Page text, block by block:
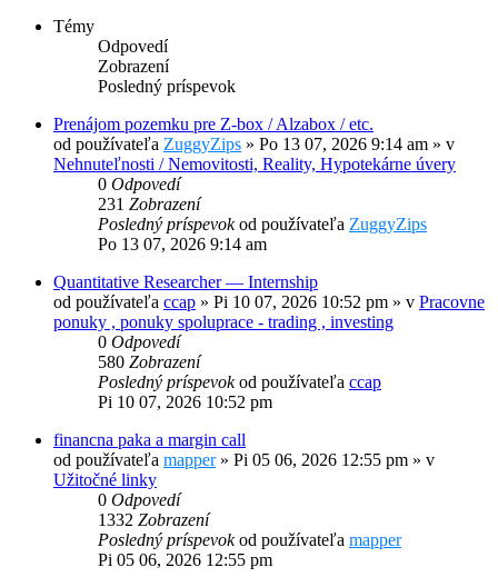
Témy
Odpovedí
Zobrazení
Posledný príspevok
Prenájom pozemku pre Z-box / Alzabox / etc.
od používateľa ZuggyZips » Po 13 07, 2026 9:14 am » v
Nehnuteľnosti / Nemovitosti, Reality, Hypotekárne úvery
0 Odpovedí
231 Zobrazení
Posledný príspevokod používateľa ZuggyZips
Po 13 07, 2026 9:14 am
Quantitative Researcher — Internship
od používateľa ccap » Pi 10 07, 2026 10:52 pm » v Pracovne
ponuky , ponuky spoluprace - trading , investing
0 Odpovedí
580 Zobrazení
Posledný príspevokod používateľa ccap
Pi 10 07, 2026 10:52 pm
financna paka a margin call
od používateľa mapper» Pi 05 06, 2026 12:55 pm » v
Užitočné linky
0 Odpovedí
1332 Zobrazení
Posledný príspevokod používateľa mapper
Pi 05 06, 2026 12:55 pm